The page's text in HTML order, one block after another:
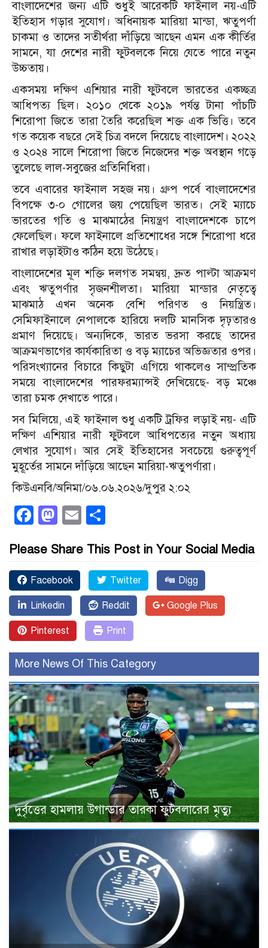
বাংলাদেশের জন্য এটি শুধুই আরেকটি ফাইনাল নয়-এটি
ইতিহাস গড়ার সুযোগ। অধিনায়ক মারিয়া মান্ডা, ঋতুপর্ণা
চাকমা ও তাদের সতীর্থরা দাঁড়িয়ে আছেন এমন এক কীর্তির
সামনে, যা দেশের নারী ফুটবলকে নিয়ে যেতে পারে নতুন
উচ্চতায়।
একসময় দক্ষিণ এশিয়ার নারী ফুটবলে ভারতের একচ্ছত্র
আধিপত্য ছিল। ২০১০ থেকে ২০১৯ পর্যন্ত টানা পাঁচটি
শিরোপা জিতে তারা তৈরি করেছিল শক্ত এক ভিত্তি। তবে
গত কয়েক বছরে সেই চিত্র বদলে দিয়েছে বাংলাদেশ। ২০২২
ও ২০২৪ সালে শিরোপা জিতে নিজেদের শক্ত অবস্থান গড়ে
তুলেছে লাল-সবুজের প্রতিনিধিরা।
তবে এবারের ফাইনাল সহজ নয়। গ্রুপ পর্বে বাংলাদেশের
বিপক্ষে ৩-০ গোলের জয় পেয়েছিল ভারত। সেই ম্যাচে
ভারতের গতি ও মাঝমাঠের নিয়ন্ত্রণ বাংলাদেশকে চাপে
ফেলেছিল। ফলে ফাইনালে প্রতিশোধের সঙ্গে শিরোপা ধরে
রাখার লড়াইটাও কঠিন হয়ে উঠেছে।
বাংলাদেশের মূল শক্তি দলগত সমন্বয়, দ্রুত পাল্টা আক্রমণ
এবং ঋতুপর্ণার সৃজনশীলতা। মারিয়া মান্ডার নেতৃত্বে
মাঝমাঠ এখন অনেক বেশি পরিণত ও নিয়ন্ত্রিত।
সেমিফাইনালে নেপালকে হারিয়ে দলটি মানসিক দৃঢ়তারও
প্রমাণ দিয়েছে। অন্যদিকে, ভারত ভরসা করছে তাদের
আক্রমণভাগের কার্যকারিতা ও বড় ম্যাচের অভিজ্ঞতার ওপর।
পরিসংখ্যানের বিচারে কিছুটা এগিয়ে থাকলেও সাম্প্রতিক
সময়ে বাংলাদেশের পারফরম্যান্সই দেখিয়েছে- বড় মঞ্চে
তারা চমক দেখাতে পারে।
সব মিলিয়ে, এই ফাইনাল শুধু একটি ট্রফির লড়াই নয়- এটি
দক্ষিণ এশিয়ার নারী ফুটবলে আধিপত্যের নতুন অধ্যায়
লেখার সুযোগ। আর সেই ইতিহাসের সবচেয়ে গুরুত্বপূর্ণ
মুহূর্তের সামনে দাঁড়িয়ে আছেন মারিয়া-ঋতুপর্ণারা।
কিউএনবি/অনিমা/০৬.০৬.২০২৬/দুপুর ২:০২
Facebook
Mastodon
Email
Please Share This Post in Your Social Media
Facebook Twitter Digg
Linkedin Reddit Google Plus
Pinterest Print
More News Of This Category
দুর্বৃত্তের হামলায় উগান্ডার তারকা ফুটবলারের মৃত্যু